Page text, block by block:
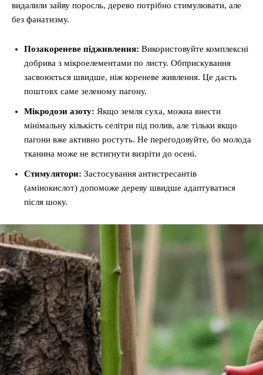
видалили зайву поросль, дерево потрібно стимулювати, але
без фанатизму.
Позакореневе підживлення: Використовуйте комплексні
добрива з мікроелементами по листу. Обприскування
засвоюється швидше, ніж кореневе живлення. Це дасть
поштовх саме зеленому пагону.
Мікродози азоту: Якщо земля суха, можна внести
мінімальну кількість селітри під полив, але тільки якщо
пагони вже активно ростуть. Не перегодовуйте, бо молода
тканина може не встигнути визріти до осені.
Стимулятори: Застосування антистресантів
(амінокислот) допоможе дереву швидше адаптуватися
після шоку.